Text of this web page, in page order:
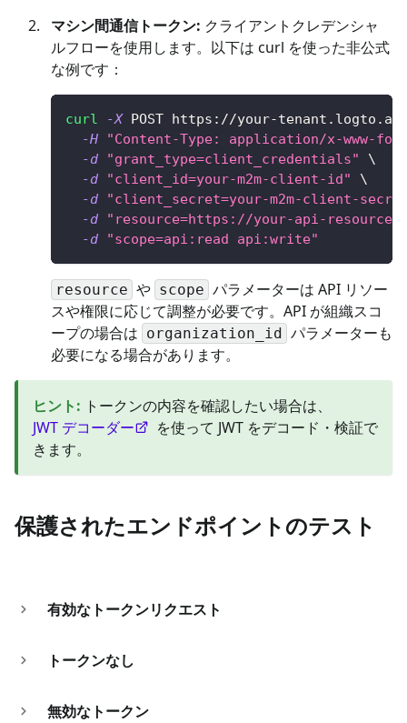
マシン間通信トークン: クライアントクレデンシャ
ルフローを使用します。以下は curl を使った非公式
な例です：
curl -X POST https://your-
-H
"Content-Type: application/x-www-
-d
"grant_type=client_credentials"
\
-d
"client_id=your-m2m-client-id"
\
-d
"client_secret=your-m2m-client-
-d
"resource=https://your-api-
-d
"scope=api:read api:write"
resource や scope パラメーターは API リソー
スや権限に応じて調整が必要です。API が組織スコ
ープの場合は organization_id
パラメーターも
必要になる場合があります。
ヒント: トークンの内容を確認したい場合は、
JWT デコーダー
を使って JWT をデコード・検証で
きます。
保護されたエンドポイントのテスト
有効なトークンリクエスト
トークンなし
無効なトークン